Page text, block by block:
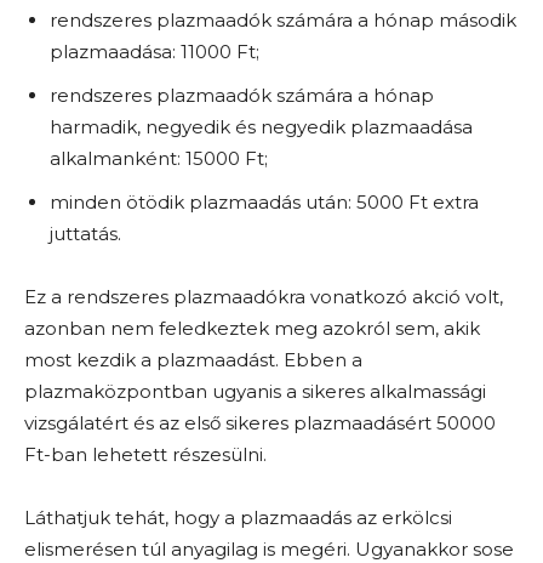
rendszeres plazmaadók számára a hónap második
plazmaadása: 11000 Ft;
rendszeres plazmaadók számára a hónap
harmadik, negyedik és negyedik plazmaadása
alkalmanként: 15000 Ft;
minden ötödik plazmaadás után: 5000 Ft extra
juttatás.
Ez a rendszeres plazmaadókra vonatkozó akció volt,
azonban nem feledkeztek meg azokról sem, akik
most kezdik a plazmaadást. Ebben a
plazmaközpontban ugyanis a sikeres alkalmassági
vizsgálatért és az első sikeres plazmaadásért 50000
Ft-ban lehetett részesülni.
Láthatjuk tehát, hogy a plazmaadás az erkölcsi
elismerésen túl anyagilag is megéri. Ugyanakkor sose